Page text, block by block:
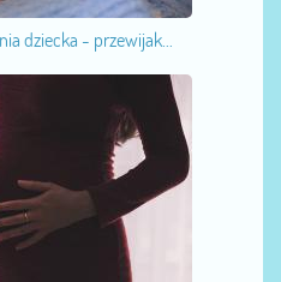
dziecka - przewijak...